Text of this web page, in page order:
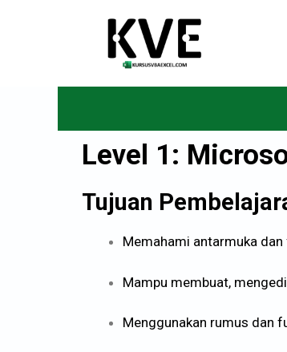
Level 1:
Tujuan
Memahami antarmuka
Mampu membuat,
Menggunakan rumus dan